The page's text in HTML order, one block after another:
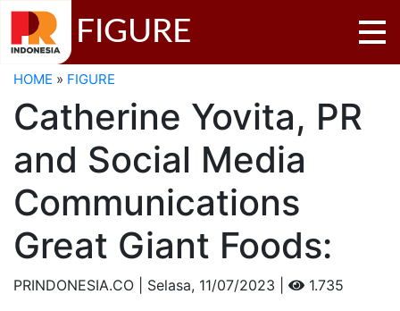
FIGURE
HOME » FIGURE
Catherine Yovita, PR
and Social Media
Communications
Great Giant Foods:
PRINDONESIA.CO | Selasa, 11/07/2023 | 1.735